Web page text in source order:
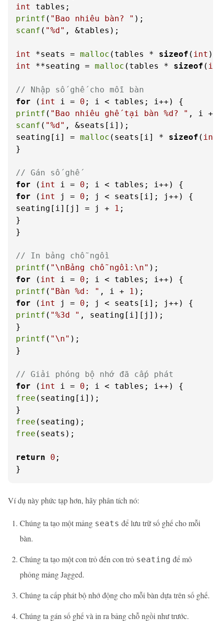
int
printf ( "Bao nhiêu bàn? "
scanf ( "%d" , &tables);
int *seats = malloc (tables * sizeof ( int
int
**seating = malloc (tables * sizeof (
// Nhập số ghế cho mỗi bàn
for ( int i = 0
printf ( "Bao nhiêu ghế tại bàn %d? " , i +
scanf ( "%d" , &seats[i]);
seating[i] = malloc (seats[i] * sizeof ( int
}
// Gán số ghế
for ( int i = 0
for ( int j = 0 ; j < seats[i]; j++) {
seating[i][j] = j +
1 ;
}
}
// In bảng chỗ ngồi
printf ( "\nBảng chỗ ngồi:\n"
for ( int i = 0
printf ( "Bàn %d: " , i + 1
for ( int j = 0
printf ( "%3d " , seating[i][j]);
printf ( "\n" );
}
// Giải phóng bộ nhớ đã cấp phát
for ( int i = 0
free (seating[i]);
free
free (seats);
return 0 ;
}
Ví dụ này phức tạp hơn, hãy phân tích nó:
Chúng ta tạo một mảng seats để lưu trữ số ghế cho mỗi
bàn.
Chúng ta tạo một con trỏ đến con trỏ seating để mô
phỏng mảng Jagged.
Chúng ta cấp phát bộ nhớ động cho mỗi bàn dựa trên số ghế.
Chúng ta gán số ghế và in ra bảng chỗ ngồi như trước.